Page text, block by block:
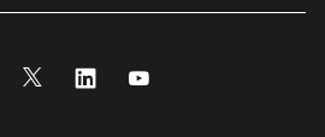
ventana nueva
Instagram
una ventana nueva
Twitter
Abre una ventana nueva
Linkedin
Abre una ventana nueva
Abre una ventana